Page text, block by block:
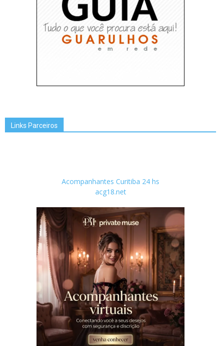
Links Parceiros
Acompanhantes Curitiba 24 hs
acg18.net